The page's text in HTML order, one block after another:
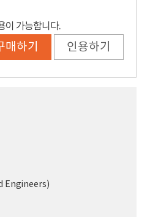
이 가능합니다.
매하기 인용하기
Engineers)